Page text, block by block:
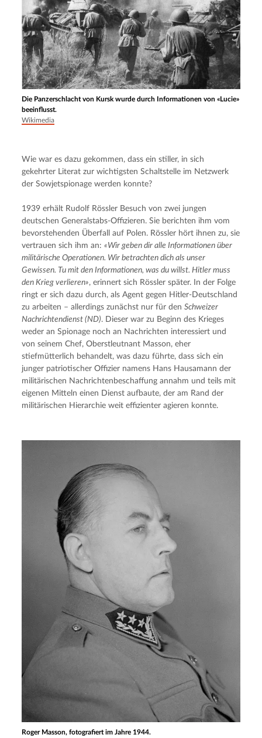
Die Panzerschlacht von Kursk wurde durch Informationen von «Lucie»
beeinflusst.
Wikimedia
Wie war es dazu gekommen, dass ein stiller, in sich
gekehrter Literat zur wichtigsten Schaltstelle im Netzwerk
der Sowjetspionage werden konnte?
1939 erhält Rudolf Rössler Besuch von zwei jungen
deutschen Generalstabs-Offizieren. Sie berichten ihm vom
bevorstehenden Überfall auf Polen. Rössler hört ihnen zu, sie
vertrauen sich ihm an: «Wir geben dir alle Informationen über
militärische Operationen. Wir betrachten dich als unser
Gewissen. Tu mit den Informationen, was du willst. Hitler muss
den Krieg verlieren», erinnert sich Rössler später. In der Folge
ringt er sich dazu durch, als Agent gegen Hitler-Deutschland
zu arbeiten – allerdings zunächst nur für den Schweizer
Nachrichtendienst (ND). Dieser war zu Beginn des Krieges
weder an Spionage noch an Nachrichten interessiert und
von seinem Chef, Oberstleutnant Masson, eher
stiefmütterlich behandelt, was dazu führte, dass sich ein
junger patriotischer Offizier namens Hans Hausamann der
militärischen Nachrichtenbeschaffung annahm und teils mit
eigenen Mitteln einen Dienst aufbaute, der am Rand der
militärischen Hierarchie weit effizienter agieren konnte.
Roger Masson, fotografiert im Jahre 1944.